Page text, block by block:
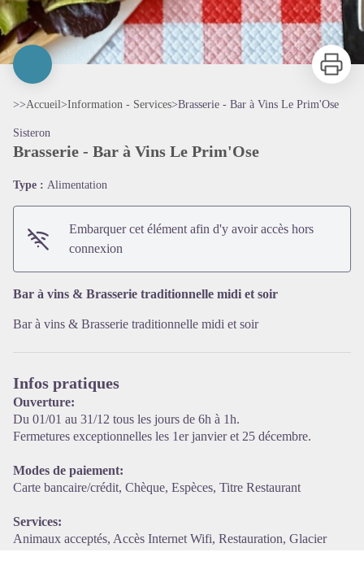
Imprimer
>>Accueil>Information - Services>Brasserie - Bar à Vins Le Prim'Ose
Sisteron
Brasserie - Bar à Vins Le Prim'Ose
Type : Alimentation
Embarquer cet élément afin d'y avoir accès hors
connexion
Bar à vins & Brasserie traditionnelle midi et soir
Bar à vins & Brasserie traditionnelle midi et soir
Infos pratiques
Ouverture:
Du 01/01 au 31/12 tous les jours de 6h à 1h.
Fermetures exceptionnelles les 1er janvier et 25 décembre.
Modes de paiement:
Carte bancaire/crédit, Chèque, Espèces, Titre Restaurant
Services:
Animaux acceptés, Accès Internet Wifi, Restauration, Glacier